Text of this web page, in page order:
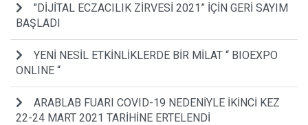
"DİJİTAL ECZACILIK ZİRVESİ 2021” İÇİN GERİ SAYIM
BAŞLADI
YENİ NESİL ETKİNLİKLERDE BİR MİLAT “ BIOEXPO
ONLINE “
ARABLAB FUARI COVID-19 NEDENİYLE İKİNCİ KEZ
22-24 MART 2021 TARİHİNE ERTELENDİ